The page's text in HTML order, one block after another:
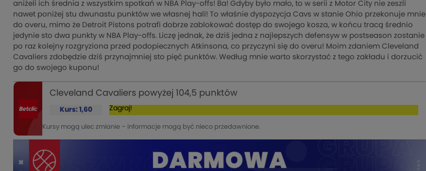
aniżeli ich średnia z wszystkim spotkań w NBA Play-offs! Ba! Gdyby było mało, to w serii z Motor City nie zeszli
nawet poniżej stu dwunastu punktów we własnej hali! To właśnie dyspozycja Cavs w stanie Ohio przekonuje mnie
do overu, mimo że Detroit Pistons potrafi dobrze zablokować dostęp do swojego kosza, w końcu tracą średnio
jedynie sto dwa punkty w NBA Play-offs. Liczę jednak, że dziś jedna z najlepszych defensyw w postseason zostanie
po raz kolejny rozgryziona przed podopiecznych Atkinsona, co przyczyni się do overu! Moim zdaniem Cleveland
Cavaliers zdobędzie dziś przynajmniej sto pięć punktów. Według mnie warto skorzystać z tego zakładu i dorzucić
go do swojego kuponu!
Cleveland Cavaliers powyżej 104,5 punktów
Kurs: 1,60 Zagraj!
Kursy mogą ulec zmianie – informacje mogą być nieco przedawnione.